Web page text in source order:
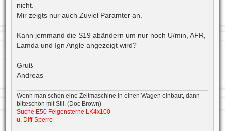
nicht.
Mir zeigts nur auch Zuviel Paramter an.
Kann jemmand die S19 abändern um nur noch U/min, AFR,
Lamda und Ign Angle angezeigt wird?
Gruß
Andreas
Wenn man schon eine Zeitmaschine in einen Wagen einbaut, dann
bitteschön mit Stil. (Doc Brown)
Suche E50 Felgensterne LK4x100
u. Diff-Sperre